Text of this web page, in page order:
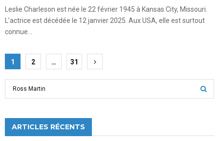
Leslie Charleson est née le 22 février 1945 à Kansas City, Missouri.
L’actrice est décédée le 12 janvier 2025. Aux USA, elle est surtout
connue...
Pagination
des
publications
1 2 … 31
h
ARTICLES RÉCENTS